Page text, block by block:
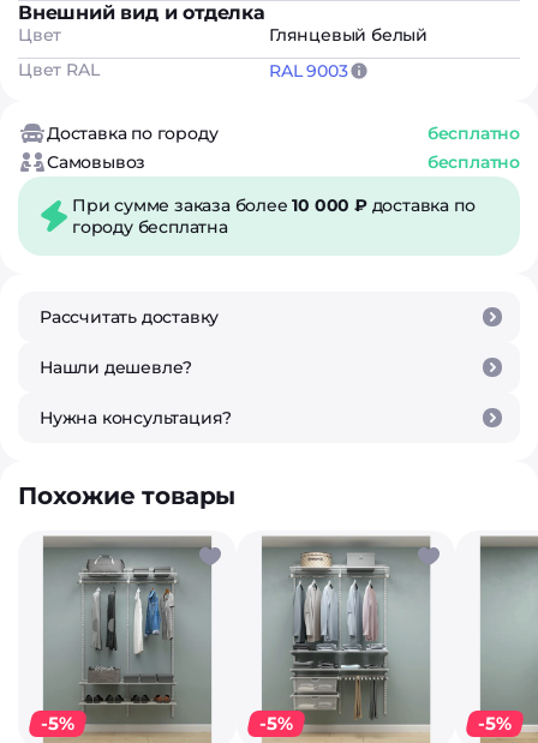
Внешний вид и отделка
Цвет
Глянцевый белый
Цвет RAL
RAL 9003
Доставка по городу
бесплатно
Самовывоз
бесплатно
При сумме заказа более10 000 ₽доставка по
городу бесплатна
Рассчитать доставку
Нашли дешевле?
Нужна консультация?
Похожие товары
-5%
-5%
-5%